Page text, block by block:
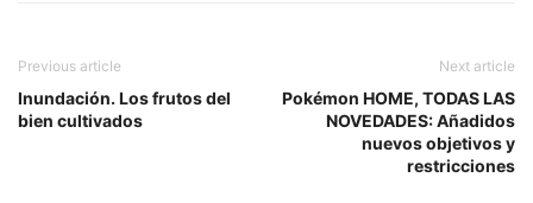
Previous article
Inundación. Los frutos del
bien cultivados
Next article
Pokémon HOME, TODAS LAS
NOVEDADES: Añadidos
nuevos objetivos y
restricciones